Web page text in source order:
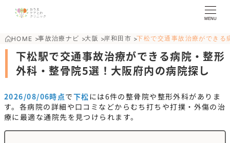
MENU
HOME >事故治療ナビ >大阪 >岸和田市 >下松で交通事故治療ができる
下松駅で交通事故治療ができる病院・整形
外科・整骨院5選！大阪府内の病院探し
2026/08/06時点で下松には6件の整骨院や整形外科がありま
す。各病院の詳細や口コミなどからむち打ちや打撲・外傷の治
療に最適な通院先を見つけられます。